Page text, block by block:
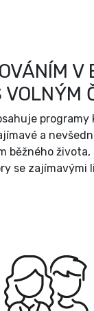
V
VOLNÝM
a
běžného
se zajímavými